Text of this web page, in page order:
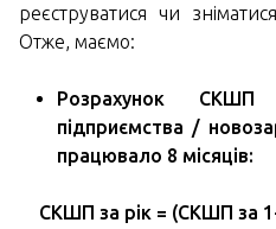
реєструватися чи
Отже, маємо:
Розрахунок СКШП
підприємства /
працювало 8 місяців:
СКШП за рік = (СКШП за